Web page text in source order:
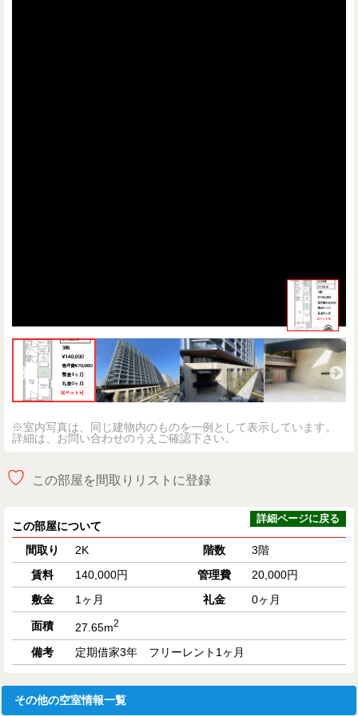
※室内写真は、同じ建物内のものを一例として表示しています。
詳細は、お問い合わせのうえご確認下さい。
♡ この部屋を間取りリストに登録
この部屋について
詳細ページに戻る
間取り 2K 階数
3階
賃料
140,000円 管理費
20,000円
敷金
1ヶ月 礼金 0ヶ月
面積 27.65m2
備考 定期借家3年 フリーレント1ヶ月
その他の空室情報一覧